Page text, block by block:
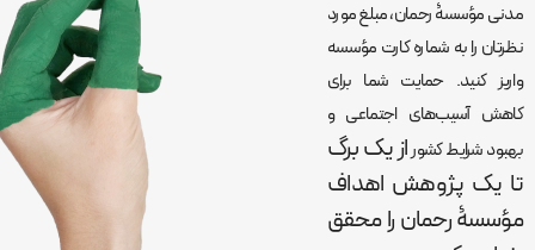
مدنی مؤسسۀ رحمان، مبلغ مورد
نظرتان را به شماره کارت مؤسسه
واریز کنید. حمایت شما برای
کاهش آسیب‌های اجتماعی و
بهبود شرایط کشوراز یک برگ
تا یک پژوهش اهداف
مؤسسۀ رحمان رامحقق